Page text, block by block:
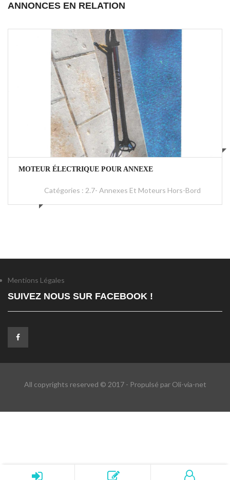
ANNONCES EN RELATION
MOTEUR ÉLECTRIQUE POUR ANNEXE
Catégories : 2.7- Annexes Et Moteurs Hors-Bord
Mentions Légales
SUIVEZ NOUS SUR FACEBOOK !
All copyrights reserved © 2017 - Propulsé par Oli-via-net